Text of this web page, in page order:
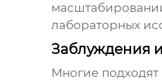
лабораторных
Заблуждения
Многие подходят